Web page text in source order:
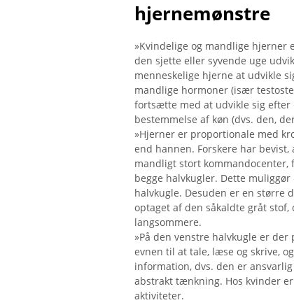
hjernemønstre
»Kvindelige og mandlige hjerner
den sjette eller syvende uge
menneskelige hjerne at udvikle
mandlige hormoner (især
fortsætte med at udvikle sig efter
bestemmelse af køn (dvs. den,
»Hjerner er proportionale med
end hannen. Forskere har
mandligt stort
begge halvkugler. Dette
halvkugle. Desuden er en større
optaget af den såkaldte gråt
langsommere.
»På den venstre halvkugle er
evnen til at tale, læse og skrive,
information, dvs. den er
abstrakt tænkning. Hos kvinder
aktiviteter.